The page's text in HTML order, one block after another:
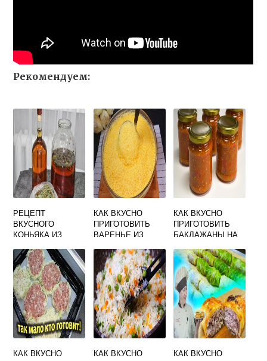
Рекомендуем:
РЕЦЕПТ
ВКУСНОГО
КОНЬЯКА ИЗ
КАК ВКУСНО
ПРИГОТОВИТЬ
ВАРЕНЬЕ ИЗ
КАК ВКУСНО
ПРИГОТОВИТЬ
БАКЛАЖАНЫ НА
ГРУЗИНСКИ
КАК ВКУСНО
КАК ВКУСНО
КАК ВКУСНО